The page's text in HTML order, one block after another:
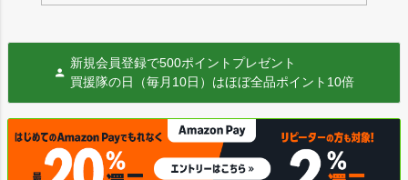
新規会員登録で500ポイントプレゼント
買援隊の日（毎月10日）はほぼ全品ポイント10倍